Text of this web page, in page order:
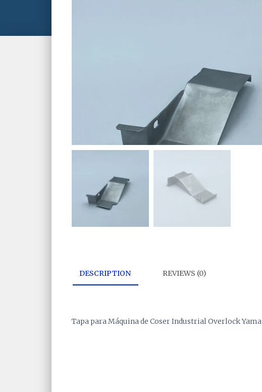
DESCRIPTION REVIEWS (0)
Tapa para Máquina de Coser Industrial Overlock